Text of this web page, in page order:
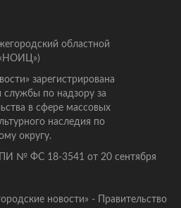
областной
зарегистрирована
по надзору за
в сфере массовых
наследия по
округу.
№ ФС 18-3541 от 20 сентября
новости» - Правительство